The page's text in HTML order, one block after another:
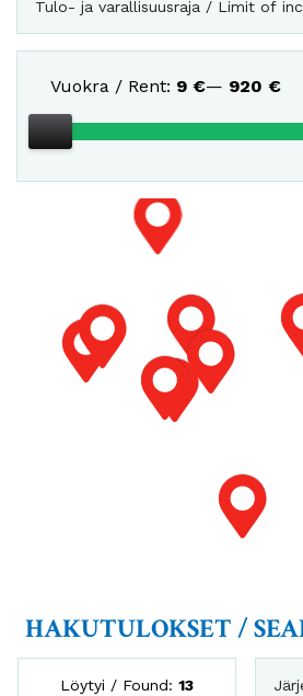
Tulo- ja varallisuusraja / Limit of
Vuokra / Rent: 9 €— 920 €
HAKUTULOKSET /
Löytyi / Found: 13